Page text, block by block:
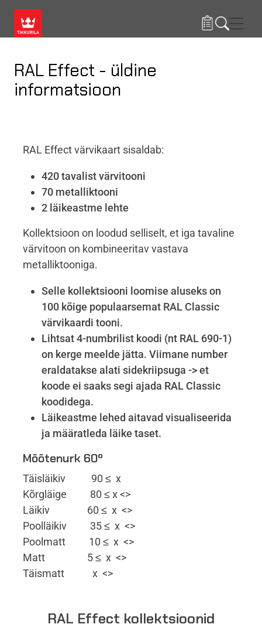
RAL Effect - üldine
informatsioon
RAL Effect värvikaart sisaldab:
420 tavalist värvitooni
70 metalliktooni
2 läikeastme lehte
Kollektsioon on loodud selliselt, et iga tavaline
värvitoon on kombineeritav vastava
metalliktooniga.
Selle kollektsiooni loomise aluseks on
100 kõige populaarsemat RAL Classic
värvikaardi tooni.
Lihtsat 4-numbrilist koodi (nt RAL 690-1)
on kerge meelde jätta. Viimane number
eraldatakse alati sidekriipsuga -> et
koode ei saaks segi ajada RAL Classic
koodidega.
Läikeastme lehed aitavad visualiseerida
ja määratleda läike taset.
Mõõtenurk 60º
Täisläikiv 90 ≤ x
Kõrgläige 80 ≤ x <>
Läikiv 60 ≤ x <>
Poolläikiv 35 ≤ x <>
Poolmatt 10 ≤ x <>
Matt 5 ≤ x <>
Täismatt x <>
RAL Effect kollektsioonid